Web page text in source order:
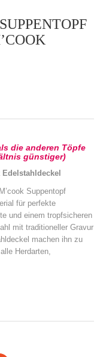
die anderen Töpfe
günstiger)
Suppentopf
für perfekte
und einem tropfsicheren
mit traditioneller Gravur
machen ihn zu
Herdarten,